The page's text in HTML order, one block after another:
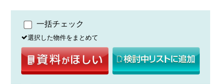
一括チェック
選択した物件をまとめて